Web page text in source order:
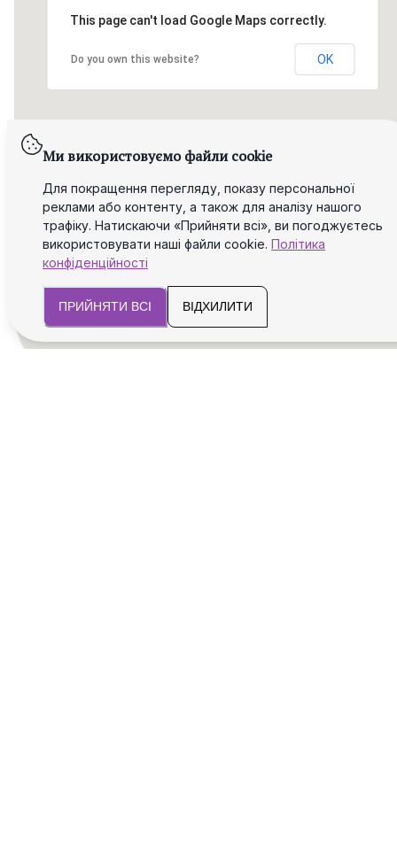
This page can't load Google Maps correctly.
Do you own this website? OK
Ми використовуємо файли cookie
Для покращення перегляду, показу персональної
реклами або контенту, а також для аналізу нашого
трафіку. Натискаючи «Прийняти всі», ви погоджуєтесь
використовувати наші файли cookie. Політика
конфіденційності
ПРИЙНЯТИ ВСІ ВІДХИЛИТИ